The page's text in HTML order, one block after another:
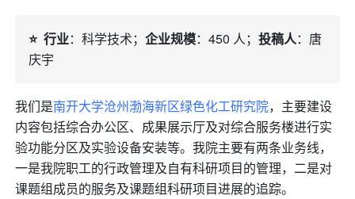
⭐️  行业：科学技术；企业规模：450 人；投稿人：唐
庆宇
我们是南开大学沧州渤海新区绿色化工研究院，主要建设
内容包括综合办公区、成果展示厅及对综合服务楼进行实
验功能分区及实验设备安装等。我院主要有两条业务线，
一是我院职工的行政管理及自有科研项目的管理，二是对
课题组成员的服务及课题组科研项目进展的追踪。